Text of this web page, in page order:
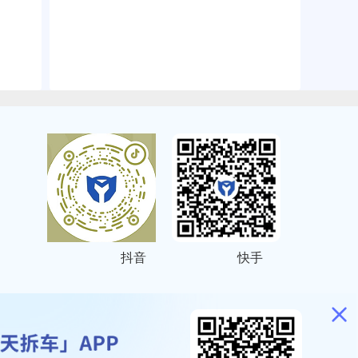
抖音 快手
号